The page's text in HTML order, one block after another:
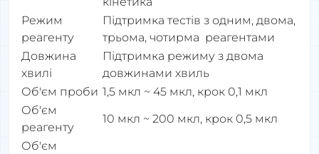
Режим
реагенту
Підтримка тестів з одним, двома,
трьома, чотирма реагентами
Довжина
хвилі
Підтримка режиму з двома
довжинами хвиль
Об'єм проби 1,5 мкл ~ 45 мкл, крок 0,1 мкл
Об'єм
реагенту
10 мкл ~ 200 мкл, крок 0,5 мкл
Об'єм